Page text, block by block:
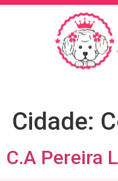
Cidade:
C.A Pereira